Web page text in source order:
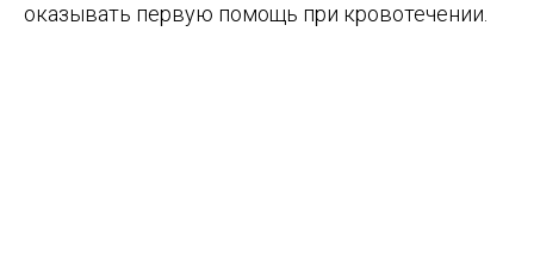
оказывать первую помощь при кровотечении.